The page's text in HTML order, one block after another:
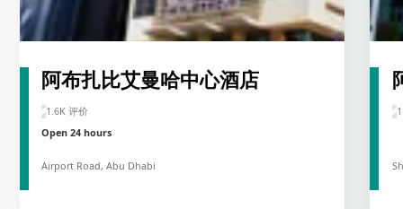
阿布扎比艾曼哈中心酒店
1.6K 评价
Open 24 hours
Airport Road, Abu Dhabi